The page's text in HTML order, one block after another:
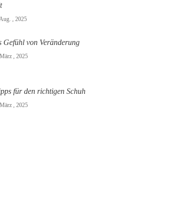
, 2025
Gefühl von Veränderung
, 2025
für den richtigen Schuh
, 2025